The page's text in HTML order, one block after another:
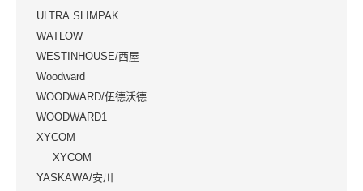
ULTRA SLIMPAK
WATLOW
WESTINHOUSE/西屋
Woodward
WOODWARD/伍德沃德
WOODWARD1
XYCOM
XYCOM
YASKAWA/安川